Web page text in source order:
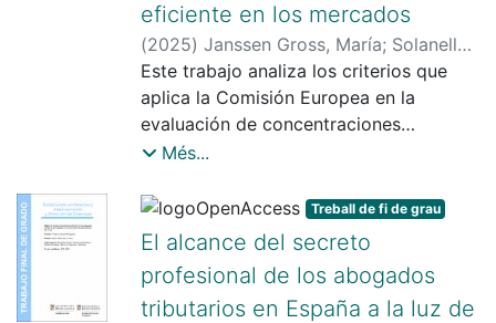
como la continuidad de los contratos
de trabajo, las obligaciones de
información y consulta y el régimen de
responsabilidades laborales y de
Seguridad Social, siendo este trabajo
de final de grado un análisis de las
empresas desde la perspectiva del
Derecho del Trabajo.
eficiente en los mercados
(2025) Janssen Gross, María; Solanelles
Batlle, Maria Teresa
Este trabajo analiza los criterios que
aplica la Comisión Europea en la
evaluación de concentraciones
bancarias dentro del marco del
de un enfoque jurídico-económico, se
estudia cómo dichas concentraciones
pueden afectar a la competencia en el
mercado interior, especialmente en el
sector bancario europeo. Se examina la
Més...
Treball de fi de grau
El alcance del secreto
profesional de los abogados
tributarios en España a la luz de